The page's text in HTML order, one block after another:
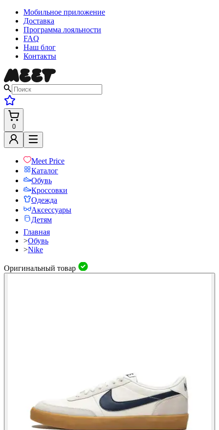
Мобильное приложение
Доставка
Программа лояльности
FAQ
Наш блог
Контакты
0
Meet Price
Каталог
Обувь
Кроссовки
Одежда
Аксессуары
Детям
Главная
>Обувь
>Nike
Оригинальный товар